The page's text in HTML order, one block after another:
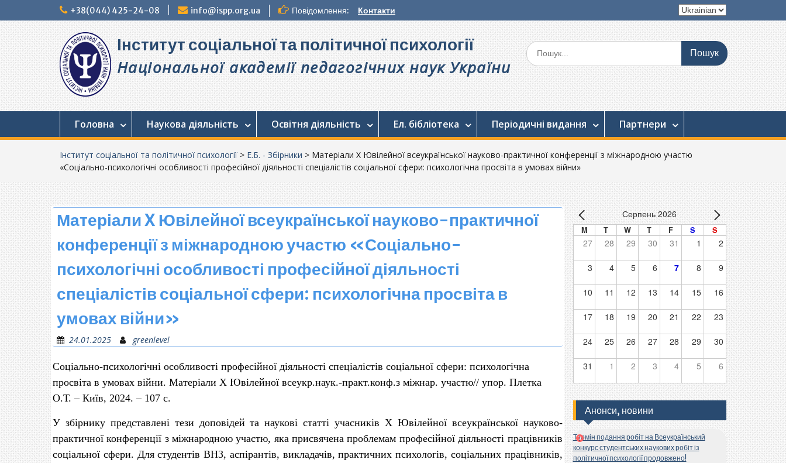
до
+38(044) 425-24-08 info@ispp.org.ua Повідомлення: Контакти
Вибрати
мову
Інститут соціальної та політичної психології
Національної академії педагогічних наук України
Шукати:
Головна Наукова діяльність Освітня діяльність Ел. бібліотека Періодичні видання Партнери
Інститут соціальної та політичної психології > Е.Б. - Збірники > Матеріали X Ювілейної всеукраїнської науково-практичної конференції з міжнародною участю
«Соціально-психологічні особливості професійної діяльності спеціалістів соціальної сфери: психологічна просвіта в умовах війни»
Матеріали X Ювілейної всеукраїнської науково-практичної
конференції з міжнародною участю «Соціально-
психологічні особливості професійної діяльності
спеціалістів соціальної сфери: психологічна просвіта в
умовах війни»
24.01.2025 greenlevel
Соціально-психологічні особливості професійної діяльності спеціалістів соціальної сфери: психологічна
просвіта в умовах війни. Матеріали Х Ювілейної всеукр.наук.-практ.конф.з міжнар. участю// упор. Плетка
О.Т. – Київ, 2024. – 107 с.
У збірнику представлені тези доповідей та наукові статті учасників Х Ювілейної всеукраїнської науково-
практичної конференції з міжнародною участю, яка присвячена проблемам професійної діяльності працівників
соціальної сфери. Длястудентів ВНЗ, аспірантів, викладачів, практичних психологів, соціальних працівників,
Серпень 2026
M T W T F S S
27 28 29 30 31 1 2
3 4 5 6 7 8 9
10 11 12 13 14 15 16
17 18 19 20 21 22 23
24 25 26 27 28 29 30
31 1 2 3 4 5 6
Анонси, новини
Термін подання робіт на Всеукраїнський
конкурс студентських наукових робіт із
політичної психології продовжено!